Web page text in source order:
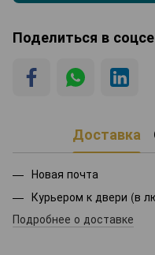
Поделиться в
Доставка
Новая почта
Курьером к двери (в
Подробнее о доставке